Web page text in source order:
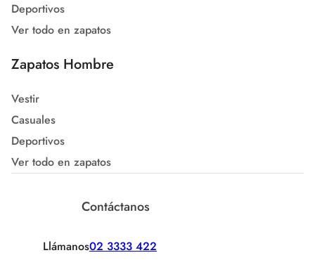
Deportivos
Ver todo en zapatos
Zapatos Hombre
Vestir
Casuales
Deportivos
Ver todo en zapatos
Contáctanos
Llámanos02 3333 422